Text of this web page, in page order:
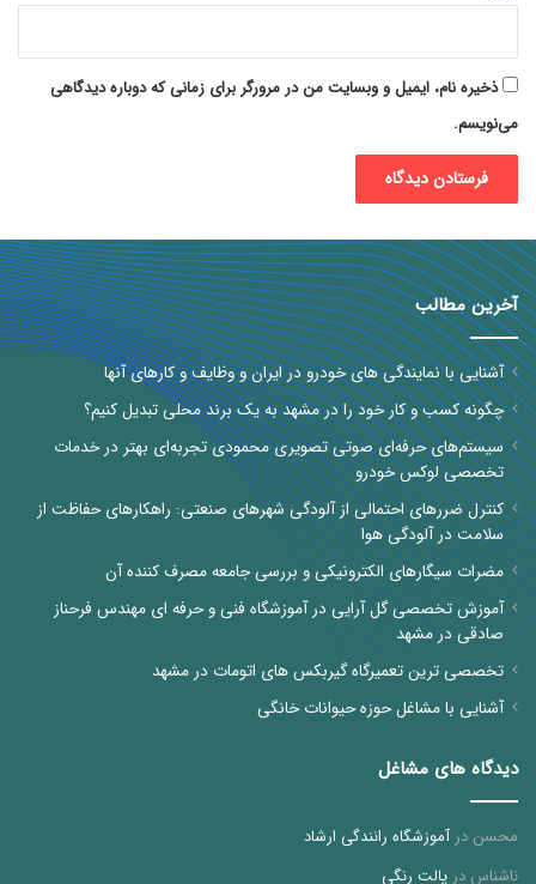
ذخیره نام، ایمیل و وبسایت من در مرورگر برای زمانی که دوباره دیدگاهی
می‌نویسم.
آخرین مطالب
آشنایی با نمایندگی های خودرو در ایران و وظایف و کارهای آنها
چگونه کسب و کار خود را در مشهد به یک برند محلی تبدیل کنیم؟
سیستم‌های حرفه‌ای صوتی تصویری محمودی تجربه‌ای بهتر در خدمات
تخصصی لوکس خودرو
کنترل ضررهای احتمالی از آلودگی شهرهای صنعتی: راهکارهای حفاظت از
سلامت در آلودگی هوا
مضرات سیگارهای الکترونیکی و بررسی جامعه مصرف کننده آن
آموزش تخصصی گل آرایی در آموزشگاه فنی و حرفه ای مهندس فرحناز
صادقی در مشهد
تخصصی ترین تعمیرگاه گیربکس های اتومات در مشهد
آشنایی با مشاغل حوزه حیوانات خانگی
دیدگاه های مشاغل
محسن درآموزشگاه رانندگی ارشاد
ناشناس در پالت رنگی